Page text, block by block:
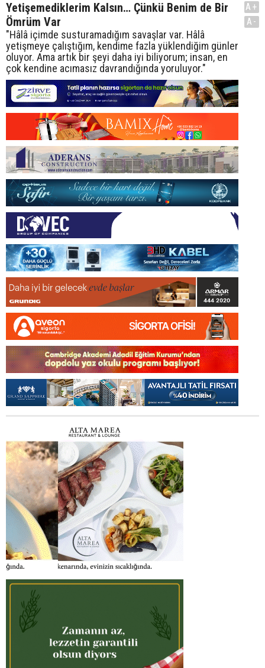
Yetişemediklerim Kalsın… Çünkü Benim de Bir
Ömrüm Var
"Hâlâ içimde susturamadığım savaşlar var. Hâlâ
yetişmeye çalıştığım, kendime fazla yüklendiğim günler
oluyor. Ama artık bir şeyi daha iyi biliyorum; insan, en
çok kendine acımasız davrandığında yoruluyor."
A+
A-